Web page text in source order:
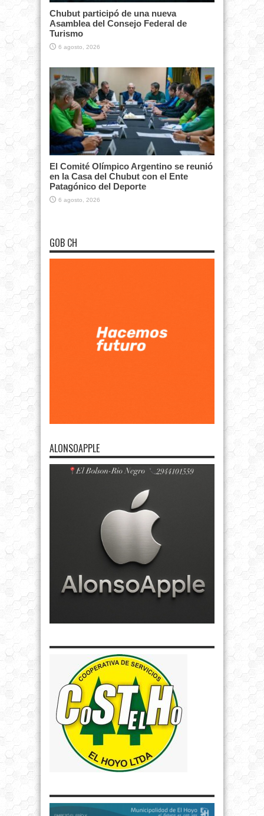
Chubut participó de una nueva
Asamblea del Consejo Federal de
Turismo
6 agosto, 2026
El Comité Olímpico Argentino se reunió
en la Casa del Chubut con el Ente
Patagónico del Deporte
6 agosto, 2026
GOB CH
ALONSOAPPLE